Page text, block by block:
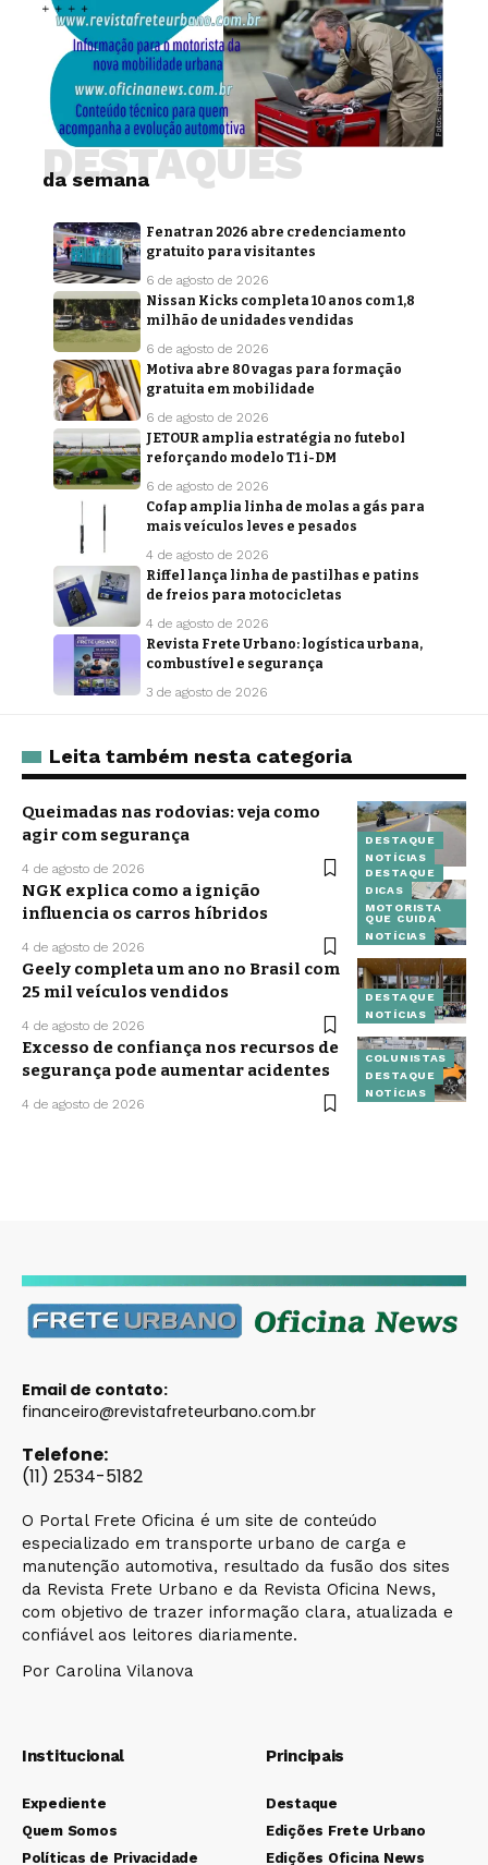
da semana
DESTAQUES
Fenatran 2026 abre credenciamento
gratuito para visitantes
6 de agosto de 2026
Nissan Kicks completa 10 anos com 1,8
milhão de unidades vendidas
6 de agosto de 2026
Motiva abre 80 vagas para formação
gratuita em mobilidade
6 de agosto de 2026
JETOUR amplia estratégia no futebol
reforçando modelo T1 i-DM
6 de agosto de 2026
Cofap amplia linha de molas a gás para
mais veículos leves e pesados
4 de agosto de 2026
Riffel lança linha de pastilhas e patins
de freios para motocicletas
4 de agosto de 2026
Revista Frete Urbano: logística urbana,
combustível e segurança
3 de agosto de 2026
Leita também nesta categoria
DESTAQUE
NOTÍCIAS
Queimadas nas rodovias: veja como
agir com segurança
4 de agosto de 2026
DESTAQUE
DICAS
MOTORISTA
QUE CUIDA
NOTÍCIAS
NGK explica como a ignição
influencia os carros híbridos
4 de agosto de 2026
DESTAQUE
NOTÍCIAS
Geely completa um ano no Brasil com
25 mil veículos vendidos
4 de agosto de 2026
COLUNISTAS
DESTAQUE
NOTÍCIAS
Excesso de confiança nos recursos de
segurança pode aumentar acidentes
4 de agosto de 2026
Email de contato:
financeiro@revistafreteurbano.com.br
Telefone:
(11) 2534-5182
O Portal Frete Oficina é um site de conteúdo
especializado em transporte urbano de carga e
manutenção automotiva, resultado da fusão dos sites
da Revista Frete Urbano e da Revista Oficina News,
com objetivo de trazer informação clara, atualizada e
confiável aos leitores diariamente.
Por Carolina Vilanova
Institucional
Expediente
Quem Somos
Políticas de Privacidade
Principais
Destaque
Edições Frete Urbano
Edições Oficina News